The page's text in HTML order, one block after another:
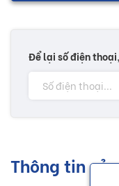
Để lại số điện
Thông tin